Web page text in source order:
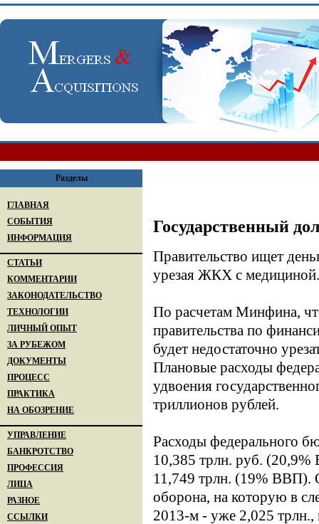
Разделы
ГЛАВНАЯ
СОБЫТИЯ
ИНФОРМАЦИЯ
СТАТЬИ
КОММЕНТАРИИ
ЗАКОНОДАТЕЛЬСТВО
ТЕХНОЛОГИИ
ЛИЧНЫЙ ОПЫТ
ЗА РУБЕЖОМ
ДОКУМЕНТЫ
ПРОЦЕСС
ПРАКТИКА
НА ОБОЗРЕНИЕ
УПРАВЛЕНИЕ
БАНКРОТСТВО
ПРОФЕССИЯ
ЛИЦА
РАЗНОЕ
ССЫЛКИ
Государственный
Правительство ищет
урезая ЖКХ с медициной.
По расчетам Минфина,
правительства по
будет недостаточно
Плановые расходы
удвоения
триллионов рублей.
Расходы федерального
10,385 трлн. руб.
11,749 трлн. (19% ВВП).
оборона, на которую в
2013-м - уже 2,025 трлн.,